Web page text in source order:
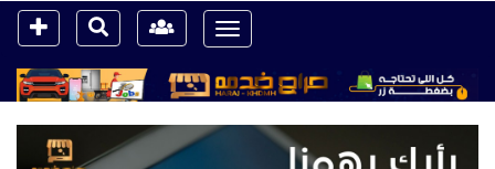
Toggle
navigation